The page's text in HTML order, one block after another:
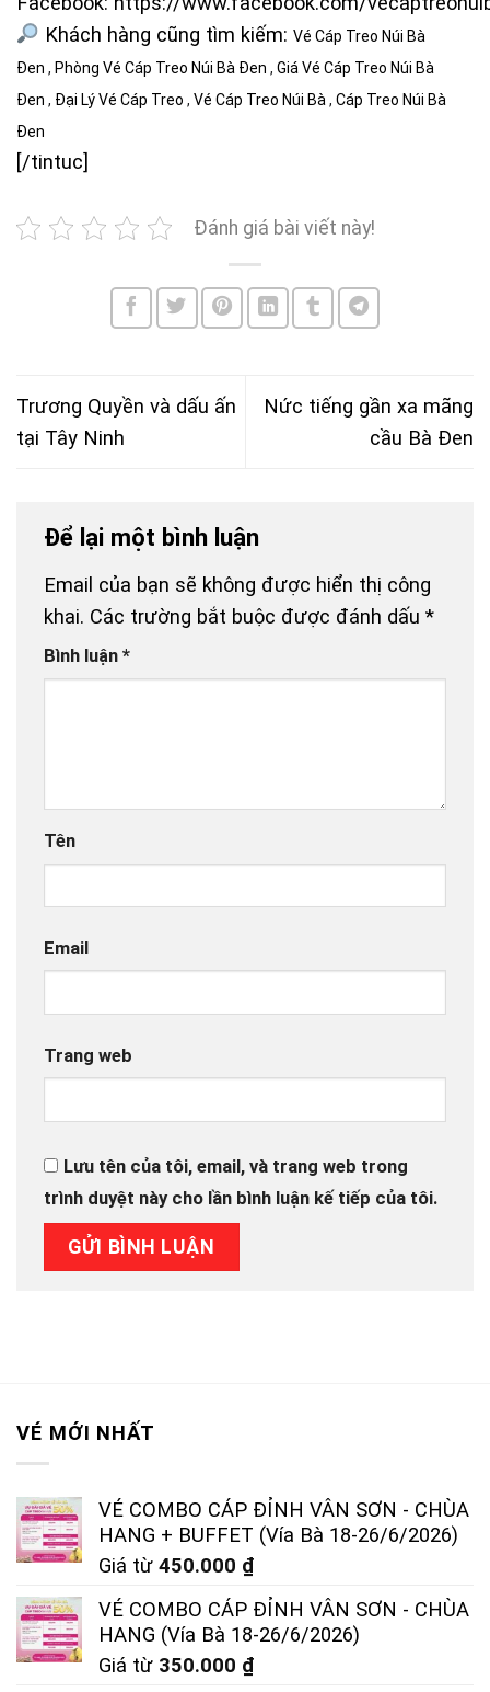
Khách hàng cũng tìm kiếm: Vé Cáp Treo Núi Bà
Đen , Phòng Vé Cáp Treo Núi Bà Đen , Giá Vé Cáp Treo Núi Bà
Đen , Đại Lý Vé Cáp Treo , Vé Cáp Treo Núi Bà , Cáp Treo Núi Bà
Đen
[/tintuc]
Đánh giá bài viết này!
Trương Quyền và dấu ấn
tại Tây Ninh
Nức tiếng gần xa mãng
cầu Bà Đen
Để lại một bình luận
Email của bạn sẽ không được hiển thị công
khai. Các trường bắt buộc được đánh dấu *
Bình luận *
Tên
Email
Trang web
Lưu tên của tôi, email, và trang web trong
trình duyệt này cho lần bình luận kế tiếp của tôi.
VÉ MỚI NHẤT
VÉ COMBO CÁP ĐỈNH VÂN SƠN - CHÙA
HANG + BUFFET (Vía Bà 18-26/6/2026)
Giá từ 450.000 ₫
VÉ COMBO CÁP ĐỈNH VÂN SƠN - CHÙA
HANG (Vía Bà 18-26/6/2026)
Giá từ 350.000 ₫